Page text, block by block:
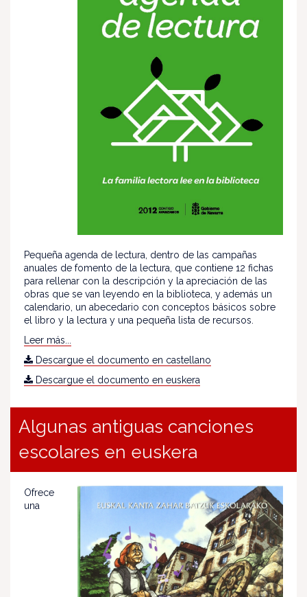
Pequeña agenda de lectura, dentro de las campañas
anuales de fomento de la lectura, que contiene 12 fichas
para rellenar con la descripción y la apreciación de las
obras que se van leyendo en la biblioteca, y además un
calendario, un abecedario con conceptos básicos sobre
el libro y la lectura y una pequeña lista de recursos.
Leer más...
Descargue el documento en castellano
Descargue el documento en euskera
Algunas antiguas canciones
escolares en euskera
Ofrece
una